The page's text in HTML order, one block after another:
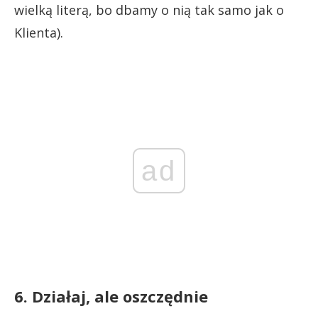
wielką literą, bo dbamy o nią tak samo jak o
Klienta).
ad
6. Działaj, ale oszczędnie